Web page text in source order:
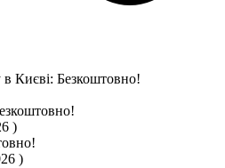
в Києві: Безкоштовно!
)
)